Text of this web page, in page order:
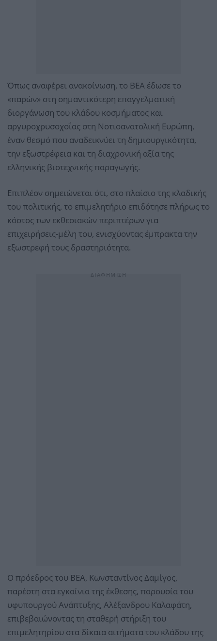
Όπως αναφέρει ανακοίνωση, το ΒΕΑ έδωσε το
«παρών» στη σημαντικότερη επαγγελματική
διοργάνωση του κλάδου κοσμήματος και
αργυροχρυσοχοΐας στη Νοτιοανατολική Ευρώπη,
έναν θεσμό που αναδεικνύει τη δημιουργικότητα,
την εξωστρέφεια και τη διαχρονική αξία της
ελληνικής βιοτεχνικής παραγωγής.
Επιπλέον σημειώνεται ότι, στο πλαίσιο της κλαδικής
του πολιτικής, το επιμελητήριο επιδότησε πλήρως το
κόστος των εκθεσιακών περιπτέρων για
επιχειρήσεις-μέλη του, ενισχύοντας έμπρακτα την
εξωστρεφή τους δραστηριότητα.
Ο πρόεδρος του ΒΕΑ, Κωνσταντίνος Δαμίγος,
παρέστη στα εγκαίνια της έκθεσης, παρουσία του
υφυπουργού Ανάπτυξης, Αλέξανδρου Καλαφάτη,
επιβεβαιώνοντας τη σταθερή στήριξη του
επιμελητηρίου στα δίκαια αιτήματα του κλάδου της